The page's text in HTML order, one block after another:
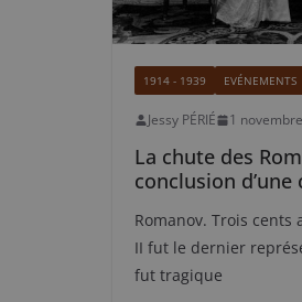
1914 - 1939 EVÉNEMENTS
Jessy PÉRIÉ 1
La chute des
conclusion
Romanov. Trois cents
II fut le dernier
fut tragique